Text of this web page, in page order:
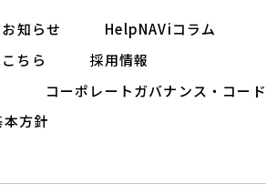
お知らせ
HelpNAViコラム
ちら
採用情報
コーポレートガバナンス・コード
方針